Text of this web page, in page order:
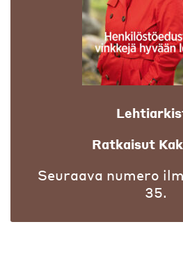
Ratkaisut
Seuraava numero
35.